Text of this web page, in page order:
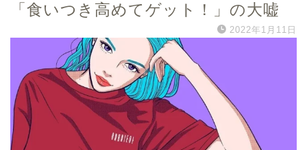
「食いつき高めてゲット！」の大嘘
2022年1月11日